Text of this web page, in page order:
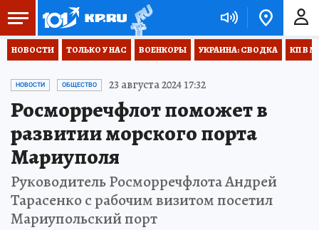
НОВОСТИ ТОЛЬКО У НАС ВОЕНКОРЫ УКРАИНА: СВОДКА КП В
НОВОСТИ ОБЩЕСТВО 23 августа 2024 17:32
Росморречфлот поможет в
развитии морского порта
Мариуполя
Руководитель Росморречфлота Андрей
Тарасенко с рабочим визитом посетил
Мариупольский порт